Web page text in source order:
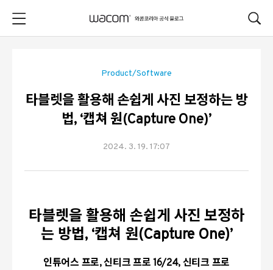
Product/Software
타블렛을 활용해 손쉽게 사진 보정하는 방
법, ‘캡쳐 원(Capture One)’
2024. 3. 19. 17:07
타블렛을 활용해 손쉽게 사진 보정하
는 방법, ‘캡쳐 원(Capture One)’
인튜어스 프로,신티크 프로16/24, 신티크 프로